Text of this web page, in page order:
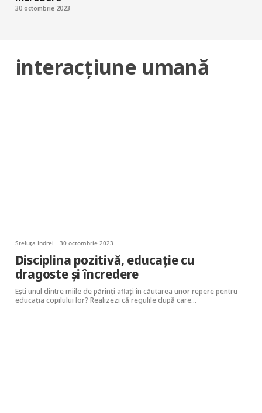
30 octombrie 2023
interacțiune umană
Steluța Indrei 30 octombrie 2023
Disciplina pozitivă, educație cu
dragoste și încredere
Ești unul dintre miile de părinți aflați în căutarea unor repere pentru
educația copilului lor? Realizezi că regulile după care…